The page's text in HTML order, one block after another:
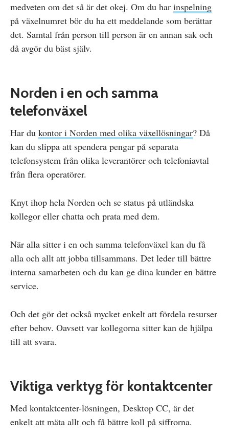
medveten om det så är det okej. Om du har inspelning
på växelnumret bör du ha ett meddelande som berättar
det. Samtal från person till person är en annan sak och
då avgör du bäst själv.
Norden i en och samma
telefonväxel
Har du kontor i Norden med olika växellösningar? Då
kan du slippa att spendera pengar på separata
telefonsystem från olika leverantörer och telefoniavtal
från flera operatörer.
Knyt ihop hela Norden och se status på utländska
kollegor eller chatta och prata med dem.
När alla sitter i en och samma telefonväxel kan du få
alla och allt att jobba tillsammans. Det leder till bättre
interna samarbeten och du kan ge dina kunder en bättre
service.
Och det gör det också mycket enkelt att fördela resurser
efter behov. Oavsett var kollegorna sitter kan de hjälpa
till att svara.
Viktiga verktyg för kontaktcenter
Med kontaktcenter-lösningen, Desktop CC, är det
enkelt att mäta allt och få bättre koll på siffrorna.